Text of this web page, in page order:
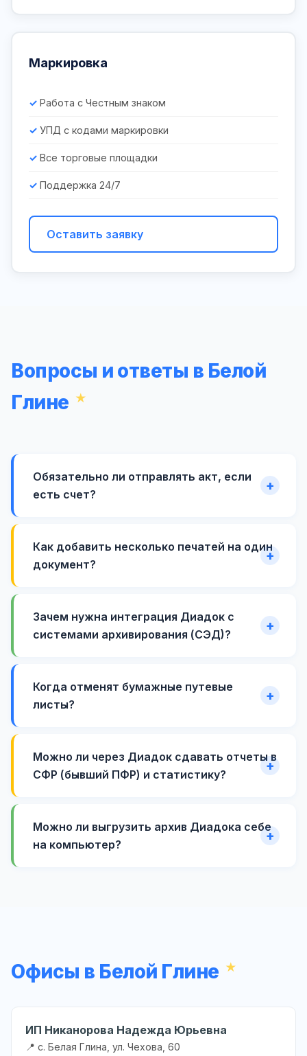
Маркировка
Работа с Честным знаком
УПД с кодами маркировки
Все торговые площадки
Поддержка 24/7
Оставить заявку
Вопросы и ответы в Белой
Глине
Обязательно ли отправлять акт, если
есть счет?
Как добавить несколько печатей на один
документ?
Зачем нужна интеграция Диадок с
системами архивирования (СЭД)?
Когда отменят бумажные путевые
листы?
Можно ли через Диадок сдавать отчеты в
СФР (бывший ПФР) и статистику?
Можно ли выгрузить архив Диадока себе
на компьютер?
Офисы в Белой Глине
ИП Никанорова Надежда Юрьевна
📍 с. Белая Глина, ул. Чехова, 60